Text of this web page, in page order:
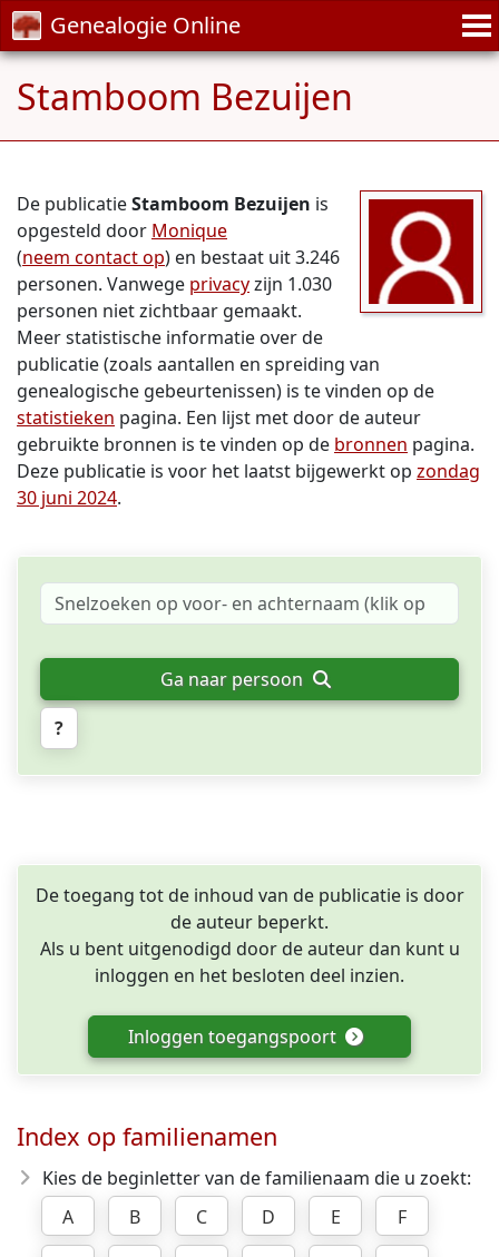
Genealogie Online
Stamboom Bezuijen
De publicatieStamboom Bezuijen is
opgesteld door Monique
(neem contact op) en bestaat uit 3.246
personen. Vanwege privacyzijn 1.030
personen niet zichtbaar gemaakt.
Meer statistische informatie over de
publicatie (zoals aantallen en spreiding van
genealogische gebeurtenissen) is te vinden op de
statistieken pagina. Een lijst met door de auteur
gebruikte bronnen is te vinden op de bronnen pagina.
Deze publicatie is voor het laatst bijgewerkt op zondag
30 juni 2024.
Ga naar persoon
?
De toegang tot de inhoud van de publicatie is door
de auteur beperkt.
Als u bent uitgenodigd door de auteur dan kunt u
inloggen en het besloten deel inzien.
Inloggen toegangspoort
Index op familienamen
Kies de beginletter van de familienaam die u zoekt:
A
B C D E
F